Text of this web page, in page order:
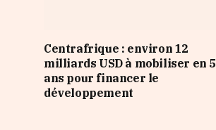
Centrafrique : environ 12
milliards USD à mobiliser en 5
ans pour financer le
développement